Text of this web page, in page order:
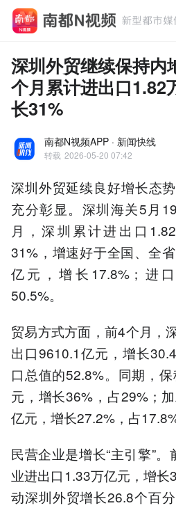
深圳外贸继续保持内
个月累计进出口1.82
长31%
南都N视频APP · 新闻快线
转载 2026-05-20 07:42
深圳外贸延续良好增长态
充分彰显。深圳海关5月
月，深圳累计进出口
31%，增速好于全国、全
亿元，增长17.8%；进
50.5%。
贸易方式方面，前4个月，
出口9610.1亿元，增长
口总值的52.8%。同期，
元，增长36%，占29%；
亿元，增长27.2%，占17.8%
民营企业是增长“主引擎”
业进出口1.33万亿元，增
动深圳外贸增长26.8个百